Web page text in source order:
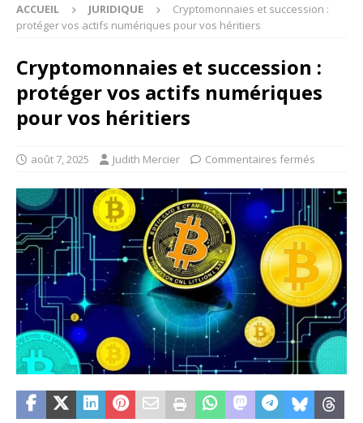
ACCUEIL JURIDIQUE
Cryptomonnaies et succession :
protéger vos actifs numériques pour vos héritiers
Cryptomonnaies et succession :
protéger vos actifs numériques
pour vos héritiers
août 7, 2025 Judith Mercier Commentaires fermés